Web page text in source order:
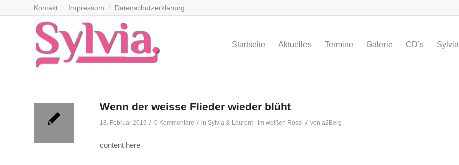
Kontakt Impressum Datenschutzerklärung
Startseite Aktuelles Termine Galerie CD’s Sylvia
Wenn der weisse Flieder wieder blüht
18. Februar 2019 / 0 Kommentare / in Sylvia & Laurent - Im weißen Rössl / von a2Berg
content here